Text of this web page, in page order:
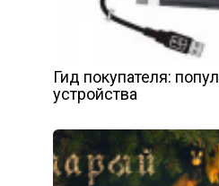
Гид покупателя:
устройства